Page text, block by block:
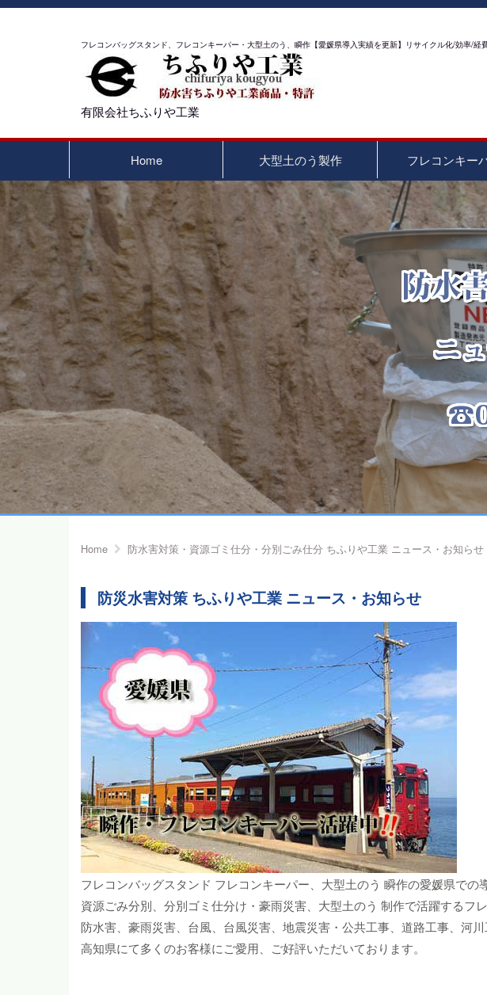
フレコンバッグスタンド、フレコンキーパー・大型土のう、瞬作【愛媛県導入実績を更新】リサイクル化/効率/
有限会社ちふりや工業
Home 大型土のう製作 フレコンキー
Home 防水害対策・資源ゴミ仕分・分別ごみ仕分 ちふりや工業 ニュース・お知らせ
防災水害対策 ちふりや工業 ニュース・お知らせ
フレコンバッグスタンド フレコンキーパー、大型土のう 瞬作の愛媛県での
資源ごみ分別、分別ゴミ仕分け・豪雨災害、大型土のう 制作で活躍するフ
防水害、豪雨災害、台風、台風災害、地震災害・公共工事、道路工事、河
高知県にて多くのお客様にご愛用、ご好評いただいております。